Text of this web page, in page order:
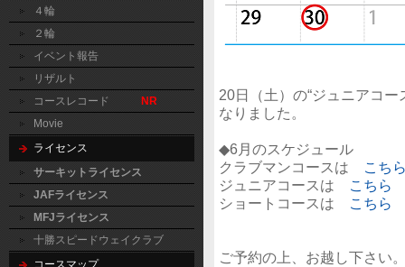
４輪
２輪
イベント報告
リザルト
コースレコード
NR
Movie
ライセンス
サーキットライセンス
JAFライセンス
MFJライセンス
十勝スピードウェイクラブ
コースマップ
20日（土）の“ジュニアコー
なりました。
◆6月のスケジュール
クラブマンコースは
こち
ジュニアコースは
こちら
ショートコースは
こちら
ご予約の上、お越し下さい